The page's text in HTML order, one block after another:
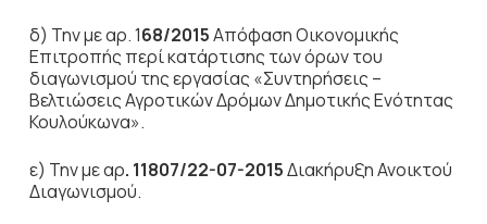
δ) Την με αρ. 168/2015Απόφαση Οικονομικής
Επιτροπής περί κατάρτισης των όρων του
διαγωνισμού της εργασίας «Συντηρήσεις –
Βελτιώσεις Αγροτικών Δρόμων Δημοτικής Ενότητας
Κουλούκωνα».
ε) Την με αρ. 11807/22-07-2015Διακήρυξη Ανοικτού
Διαγωνισμού.